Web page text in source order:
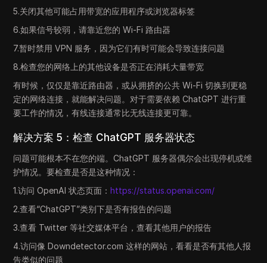
5.关闭其他可能占用带宽的应用程序或浏览器标签
6.如果信号较弱，请靠近您的 Wi-Fi 路由器
7.暂时禁用 VPN 服务，因为它们有时可能会导致连接问题
8.检查您的网络上的其他设备是否正在消耗大量带宽
有时候，仅仅是靠近路由器，或从拥挤的公共 Wi-Fi 切换到更稳
定的网络连接，就能解决问题。对于需要依赖 ChatGPT 进行重
要工作的情况，有线连接通常比无线连接更可靠。
解决方案 5：检查 ChatGPT 服务器状态
问题可能根本不在您的端。ChatGPT 服务器偶尔会出现停机或维
护情况。要检查是否是这种情况：
1.访问 OpenAI 状态页面：https://status.openai.com/
2.查看“ChatGPT”类别下是否有报告的问题
3.查看 Twitter 等社交媒体平台，查看其他用户的报告
4.访问像 Downdetector.com 这样的网站，看看是否有其他人报
告类似的问题